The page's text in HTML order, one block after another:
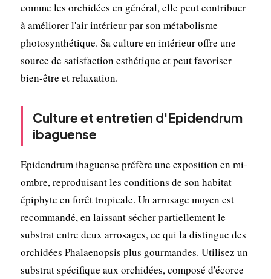
comme les orchidées en général, elle peut contribuer
à améliorer l'air intérieur par son métabolisme
photosynthétique. Sa culture en intérieur offre une
source de satisfaction esthétique et peut favoriser
bien-être et relaxation.
Culture et entretien d'Epidendrum
ibaguense
Epidendrum ibaguense préfère une exposition en mi-
ombre, reproduisant les conditions de son habitat
épiphyte en forêt tropicale. Un arrosage moyen est
recommandé, en laissant sécher partiellement le
substrat entre deux arrosages, ce qui la distingue des
orchidées Phalaenopsis plus gourmandes. Utilisez un
substrat spécifique aux orchidées, composé d'écorce